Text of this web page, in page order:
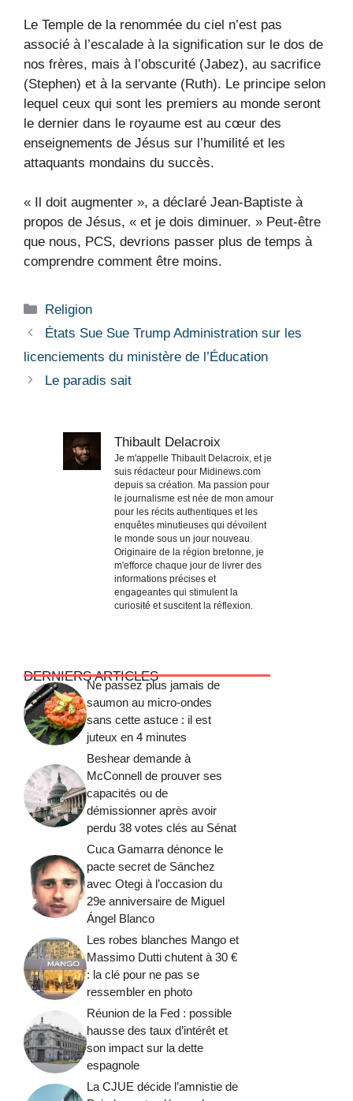
Le Temple de la renommée du ciel n’est pas
associé à l’escalade à la signification sur le dos de
nos frères, mais à l’obscurité (Jabez), au sacrifice
(Stephen) et à la servante (Ruth). Le principe selon
lequel ceux qui sont les premiers au monde seront
le dernier dans le royaume est au cœur des
enseignements de Jésus sur l’humilité et les
attaquants mondains du succès.
« Il doit augmenter », a déclaré Jean-Baptiste à
propos de Jésus, « et je dois diminuer. » Peut-être
que nous, PCS, devrions passer plus de temps à
comprendre comment être moins.
Catégories
Religion
États Sue Sue Trump Administration sur les
licenciements du ministère de l’Éducation
Le paradis sait
Thibault Delacroix
Je m'appelle Thibault Delacroix, et je
suis rédacteur pour Midinews.com
depuis sa création. Ma passion pour
le journalisme est née de mon amour
pour les récits authentiques et les
enquêtes minutieuses qui dévoilent
le monde sous un jour nouveau.
Originaire de la région bretonne, je
m'efforce chaque jour de livrer des
informations précises et
engageantes qui stimulent la
curiosité et suscitent la réflexion.
DERNIERS ARTICLES
Ne passez plus jamais de
saumon au micro-ondes
sans cette astuce : il est
juteux en 4 minutes
Beshear demande à
McConnell de prouver ses
capacités ou de
démissionner après avoir
perdu 38 votes clés au Sénat
Cuca Gamarra dénonce le
pacte secret de Sánchez
avec Otegi à l’occasion du
29e anniversaire de Miguel
Ángel Blanco
Les robes blanches Mango et
Massimo Dutti chutent à 30 €
: la clé pour ne pas se
ressembler en photo
Réunion de la Fed : possible
hausse des taux d’intérêt et
son impact sur la dette
espagnole
La CJUE décide l’amnistie de